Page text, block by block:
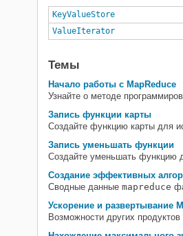
KeyValueStore
ValueIterator
Темы
Начало работы с MapReduce
Узнайте о методе
Запись функции карты
Создайте функцию карты для
Запись уменьшать функции
Создайте уменьшать функцию
Создание эффективных
Сводные данные mapreduce
Ускорение и развертывание
Возможности других